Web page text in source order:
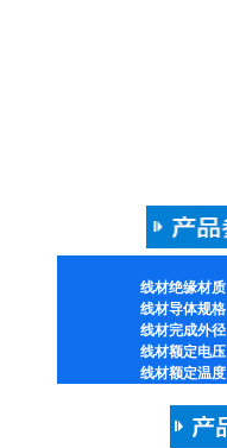
线材绝缘材质
线材导体规格
线材完成外径
线材额定电压
线材额定温度